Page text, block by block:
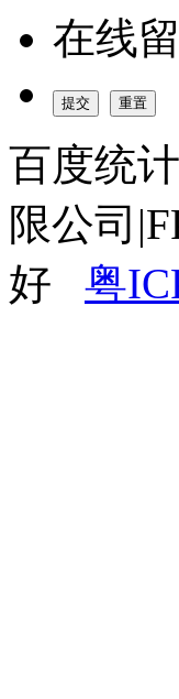
在线
百度统
限公司
好 粤